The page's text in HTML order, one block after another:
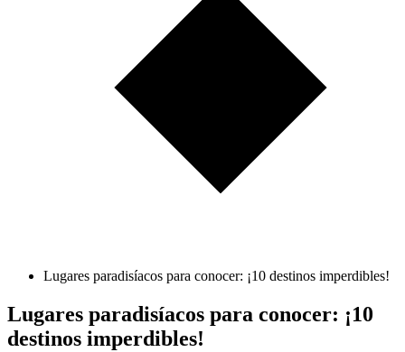
Lugares paradisíacos para conocer: ¡10 destinos imperdibles!
Lugares paradisíacos para conocer: ¡10
destinos imperdibles!